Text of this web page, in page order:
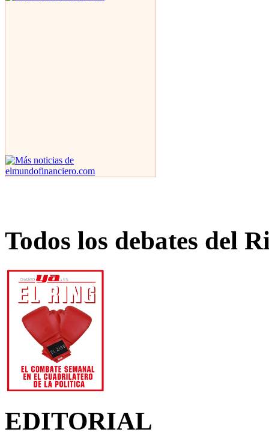
Todos los debates del
EDITORIAL